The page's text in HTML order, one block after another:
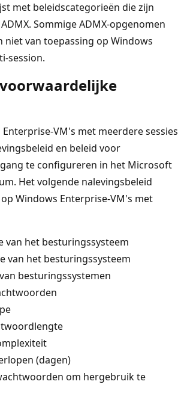
met beleidscategorieën die zijn
Sommige ADMX-opgenomen
niet van toepassing op Windows
session.
VM's met meerdere sessies
en beleid voor
te configureren in het Microsoft
Het volgende nalevingsbeleid
Windows Enterprise-VM's met
van het besturingssysteem
van het besturingssysteem
besturingssystemen
(dagen)
om hergebruik te